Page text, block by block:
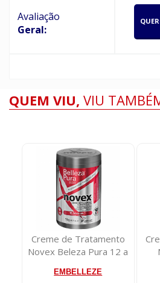
Avaliação
Geral:
QUEM VIU, VIU
Creme de Tratamento
Novex Beleza Pura 12 a
EMBELLEZE